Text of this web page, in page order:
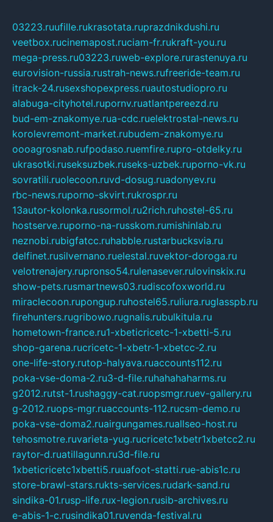
03223.ruufille.rukrasotata.ruprazdnikdushi.ru
veetbox.rucinemapost.ruciam-fr.rukraft-you.ru
mega-press.ru03223.ruweb-explore.rurastenuya.ru
eurovision-russia.rustrah-news.rufreeride-team.ru
itrack-24.rusexshopexpress.ruautostudiopro.ru
alabuga-cityhotel.rupornv.ruatlantpereezd.ru
bud-em-znakomye.rua-cdc.ruelektrostal-news.ru
korolevremont-market.rubudem-znakomye.ru
oooagrosnab.rufpodaso.ruemfire.rupro-otdelky.ru
ukrasotki.ruseksuzbek.ruseks-uzbek.ruporno-vk.ru
sovratili.ruolecoon.ruvd-dosug.ruadonyev.ru
rbc-news.ruporno-skvirt.rukrospr.ru
13autor-kolonka.rusormol.ru2rich.ruhostel-65.ru
hostserve.ruporno-na-russkom.rumishinlab.ru
neznobi.rubigfatcc.ruhabble.rustarbucksvia.ru
delfinet.rusilvernano.ruelestal.ruvektor-doroga.ru
velotrenajery.rupronso54.rulenasever.rulovinskix.ru
show-pets.rusmartnews03.rudiscofoxworld.ru
miraclecoon.rupongup.ruhostel65.ruliura.ruglasspb.ru
firehunters.rugribowo.rugnalis.rubulkitula.ru
hometown-france.ru1-xbeticricetc-1-xbetti-5.ru
shop-garena.rucricetc-1-xbetr-1-xbetcc-2.ru
one-life-story.rutop-halyava.ruaccounts112.ru
poka-vse-doma-2.ru3-d-file.ruhahahaharms.ru
g2012.rutst-1.rushaggy-cat.ruopsmgr.ruev-gallery.ru
g-2012.ruops-mgr.ruaccounts-112.rucsm-demo.ru
poka-vse-doma2.ruairgungames.ruallseo-host.ru
tehosmotre.ruvarieta-yug.rucricetc1xbetr1xbetcc2.ru
raytor-d.ruatillagunn.ru3d-file.ru
1xbeticricetc1xbetti5.ruuafoot-statti.rue-abis1c.ru
store-brawl-stars.rukts-services.rudark-sand.ru
sindika-01.rusp-life.rux-legion.rusib-archives.ru
e-abis-1-c.rusindika01.ruvenda-festival.ru